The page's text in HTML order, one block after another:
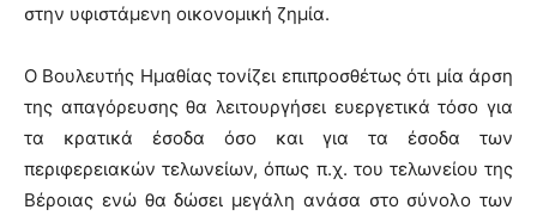
στην υφιστάμενη οικονομική ζημία.
Ο Βουλευτής Ημαθίας τονίζει επιπροσθέτως ότι μία άρση
της απαγόρευσης θα λειτουργήσει ευεργετικά τόσο για
τα κρατικά έσοδα όσο και για τα έσοδα των
περιφερειακών τελωνείων, όπως π.χ. του τελωνείου της
Βέροιας ενώ θα δώσει μεγάλη ανάσα στο σύνολο των